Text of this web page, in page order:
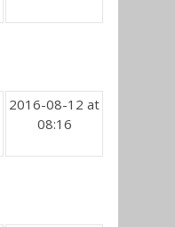
2016-08-12 at
08:16